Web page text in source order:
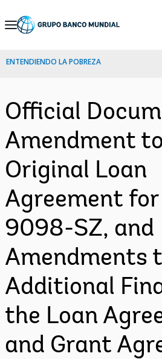
Skip
Navigation
ENTENDIENDO LA POBREZA
Official
Amendment
Original Loan
Agreement for
9098-SZ, and
Amendments
Additional
the Loan
and Grant